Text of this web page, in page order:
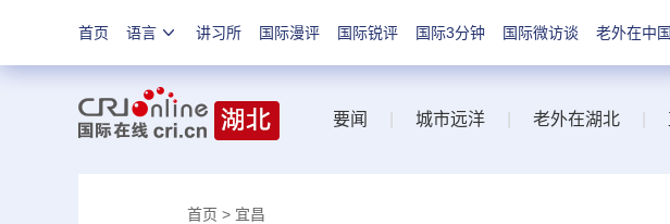
首页 语言 讲习所 国际漫评 国际锐评 国际3分钟 国际微访谈 老外在中国
要闻 城市远洋 老外在湖北
首页 > 宜昌